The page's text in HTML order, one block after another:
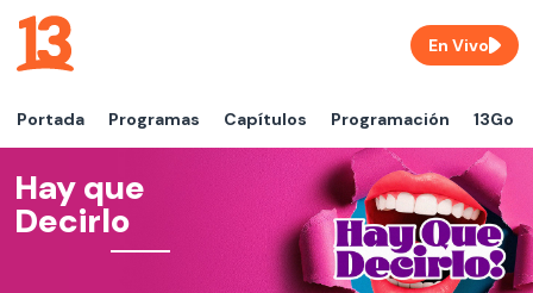
Portada Programas Capítulos Programación 13Go
En Vivo
Hay que
Decirlo